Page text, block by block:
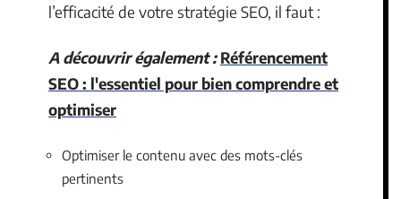
l’efficacité de votre stratégie SEO, il faut :
A découvrir également : Référencement
SEO : l'essentiel pour bien comprendre et
optimiser
Optimiser le contenu avec des mots-clés
pertinents